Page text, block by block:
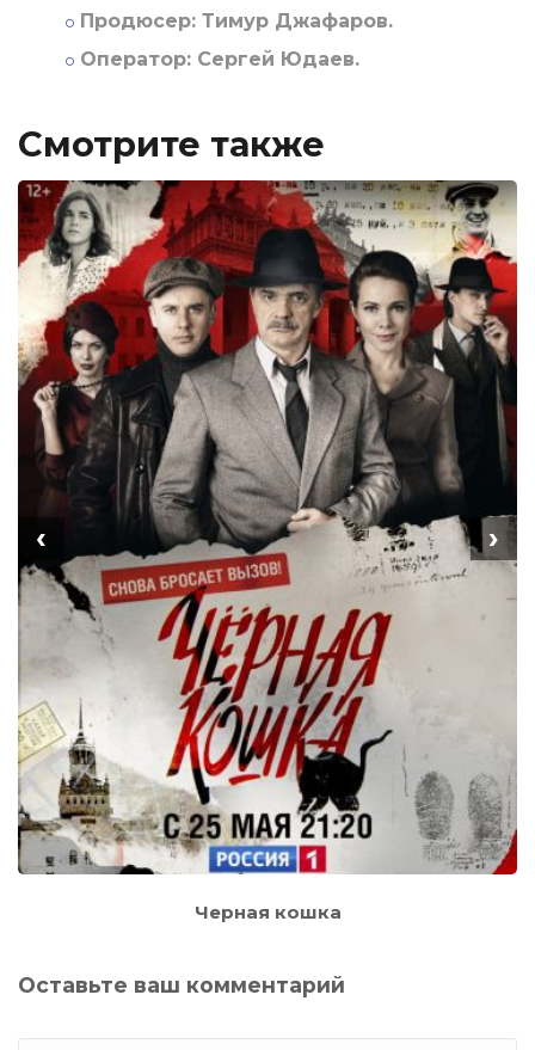
Продюсер: Тимур Джафаров.
Оператор: Сергей Юдаев.
Смотрите также
Черная кошка
‹ ›
Оставьте ваш комментарий